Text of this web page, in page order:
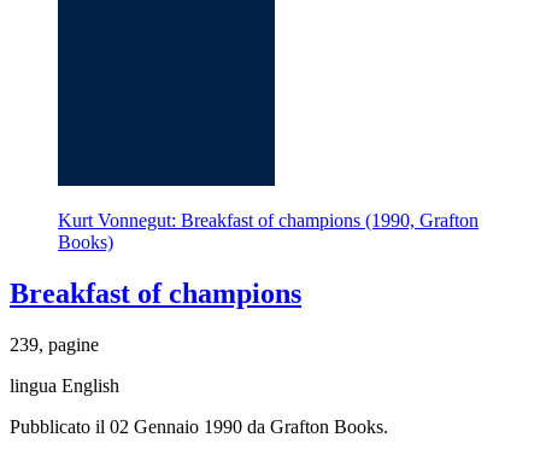
Kurt Vonnegut: Breakfast of champions (1990, Grafton
Books)
Breakfast of champions
239, pagine
lingua English
Pubblicato il 02 Gennaio 1990 da Grafton Books.